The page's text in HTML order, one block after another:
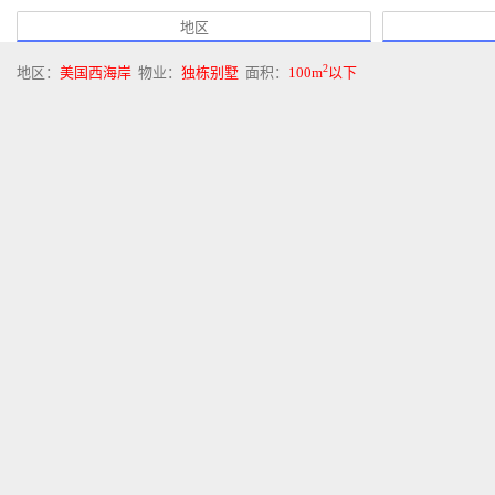
地区
地区： 美国西海岸 物业： 独栋别墅 面积： 100m2以下